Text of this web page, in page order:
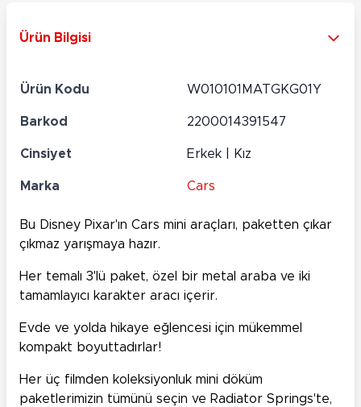
Ürün Bilgisi
Ürün Kodu W010101MATGKG01Y
Barkod 2200014391547
Cinsiyet Erkek | Kız
Marka Cars
Bu Disney Pixar'ın Cars mini araçları, paketten çıkar
çıkmaz yarışmaya hazır.
Her temalı 3'lü paket, özel bir metal araba ve iki
tamamlayıcı karakter aracı içerir.
Evde ve yolda hikaye eğlencesi için mükemmel
kompakt boyuttadırlar!
Her üç filmden koleksiyonluk mini döküm
paketlerimizin tümünü seçin ve Radiator Springs'te,